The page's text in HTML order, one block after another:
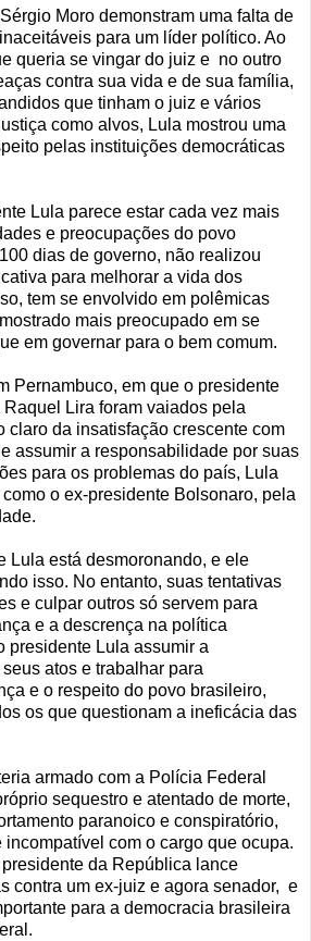
Moro demonstram uma falta de
para um líder político. Ao
queria se vingar do juiz e no outro
contra sua vida e de sua família,
que tinham o juiz e vários
como alvos, Lula mostrou uma
pelas instituições democráticas
Lula parece estar cada vez mais
e preocupações do povo
dias de governo, não realizou
para melhorar a vida dos
tem se envolvido em polêmicas
mais preocupado em se
em governar para o bem comum.
Pernambuco, em que o presidente
Lira foram vaiados pela
claro da insatisfação crescente com
assumir a responsabilidade por suas
para os problemas do país, Lula
o ex-presidente Bolsonaro, pela
Lula está desmoronando, e ele
isso. No entanto, suas tentativas
e culpar outros só servem para
e a descrença na política
presidente Lula assumir a
atos e trabalhar para
e o respeito do povo brasileiro,
os que questionam a ineficácia das
armado com a Polícia Federal
sequestro e atentado de morte,
paranoico e conspiratório,
com o cargo que ocupa.
da República lance
contra um ex-juiz e agora senador, e
para a democracia brasileira